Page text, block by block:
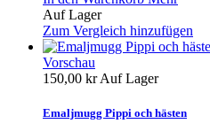
Auf Lager
Zum Vergleich hinzufügen
Vorschau
150,00 krAuf Lager
Emaljmugg Pippi och hästen